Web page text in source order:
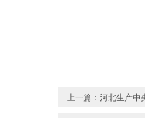
上一篇： 河北生产中